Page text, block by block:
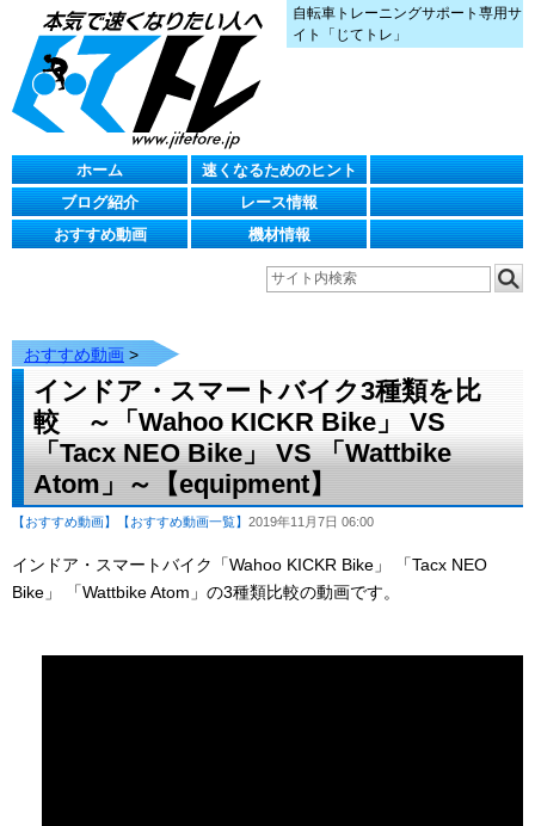
自転車トレーニングサポート専用サ
イト「じてトレ」
ホーム
速くなるためのヒント
ブログ紹介
レース情報
おすすめ動画
機材情報
おすすめ動画 >
インドア・スマートバイク3種類を比
較 ～「Wahoo KICKR Bike」 VS
「Tacx NEO Bike」 VS 「Wattbike
Atom」～【equipment】
【おすすめ動画】 【おすすめ動画一覧】 2019年11月7日 06:00
インドア・スマートバイク「Wahoo KICKR Bike」 「Tacx NEO
Bike」 「Wattbike Atom」の3種類比較の動画です。